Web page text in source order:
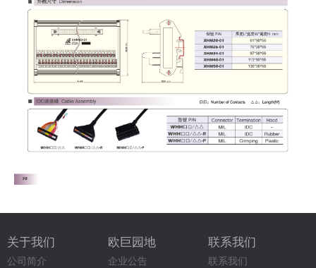
关于我们
公司简介
欧巨园地
企业公告
联系我们
联系我们